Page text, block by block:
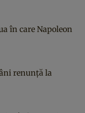
în care Napoleon
renunță la